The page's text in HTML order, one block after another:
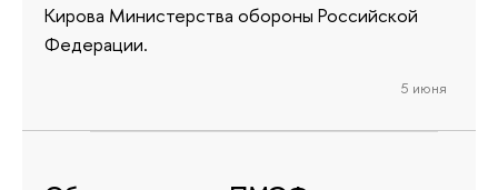
Кирова Министерства обороны Российской
Федерации.
5 июня